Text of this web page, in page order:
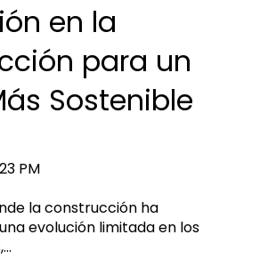
en la
para un
Sostenible
PM
la construcción ha
evolución limitada en los